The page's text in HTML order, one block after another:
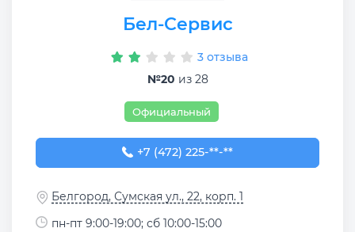
Бел-Сервис
3 отзыва
№20 из 28
Официальный
+7 (472) 225-57-77
+7 (472) 225-**-**
Белгород, Сумская ул., 22, корп. 1
пн-пт 9:00-19:00; сб 10:00-15:00